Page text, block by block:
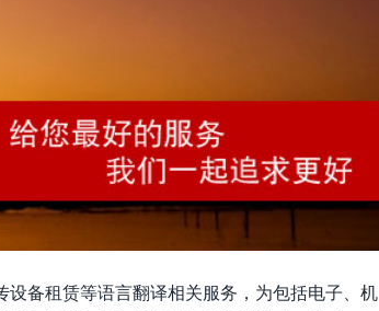
备租赁等语言翻译相关服务，为包括电子、机